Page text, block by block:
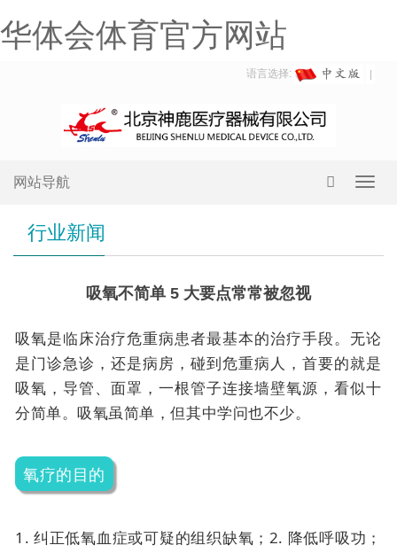
华体会体育官方网站
语言选择:
网站导航
行业新闻
吸氧不简单 5 大要点常常被忽视
吸氧是临床治疗危重病患者最基本的治疗手段。无论
是门诊急诊，还是病房，碰到危重病人，首要的就是
吸氧，导管、面罩，一根管子连接墙壁氧源，看似十
分简单。吸氧虽简单，但其中学问也不少。
氧疗的目的
1. 纠正低氧血症或可疑的组织缺氧； 2. 降低呼吸功；